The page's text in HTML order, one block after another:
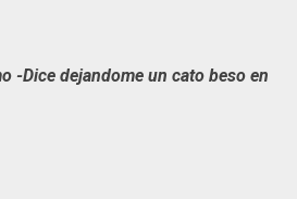
-Dice dejandome un cato beso en